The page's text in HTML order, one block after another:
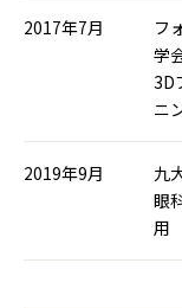
2017年7月
フ
学
3D
ニ
2019年9月
九
眼
用